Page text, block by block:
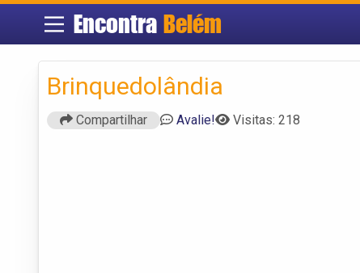
Encontra Belém
Brinquedolândia
Compartilhar Avalie! Visitas: 218